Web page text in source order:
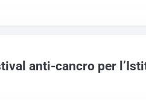
anti-cancro per